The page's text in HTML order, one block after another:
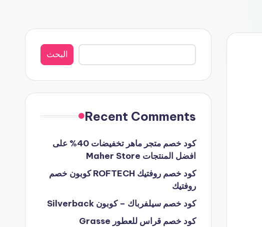
البحث
البحث
Recent Comments
كود خصم متجر ماهر تخفيضات 40% على
افضل المنتجات Maher Store
كود خصم روفتيك ROFTECH كوبون خصم
روفتيك
كود خصم سيلفرباك – كوبون Silverback
كود خصم قراس للعطور Grasse